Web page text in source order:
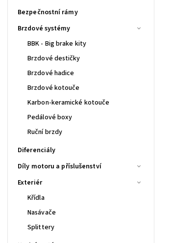
Bezpečnostní rámy
Brzdové systémy
BBK - Big brake kity
Brzdové destičky
Brzdové hadice
Brzdové kotouče
Karbon-keramické kotouče
Pedálové boxy
Ruční brzdy
Diferenciály
Díly motoru a příslušenství
Exteriér
Křídla
Nasávače
Splittery